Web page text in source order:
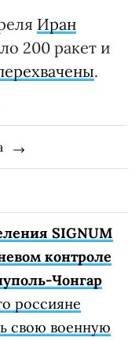
Иран
200 ракет и
.
SIGNUM
контроле
Чонгар
россияне
свою военную